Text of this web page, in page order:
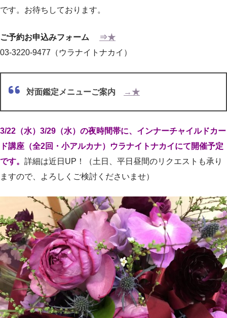
です。お待ちしております。
ご予約お申込みフォーム
⇒★
03-3220-9477（ウラナイトナカイ）
対面鑑定メニューご案内 →★
3/22（水）3/29（水）の夜時間帯に、インナーチャイルドカー
ド講座（全2回・小アルカナ）ウラナイトナカイにて開催予定
です。 詳細は近日UP！（土日、平日昼間のリクエストも承り
ますので、よろしくご検討くださいませ）